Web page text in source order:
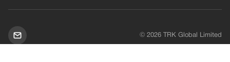
© 2026 TRK Global Limited